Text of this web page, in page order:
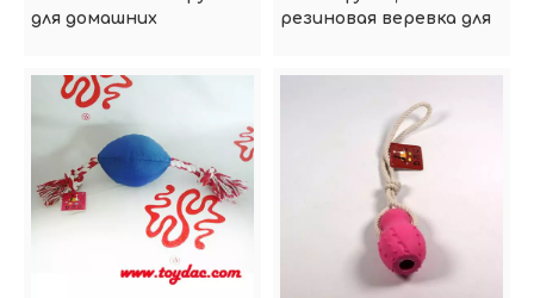
для домашних
резиновая веревка для